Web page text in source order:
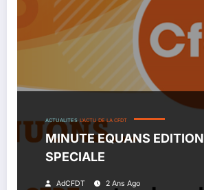
ACTUALITES L'ACTU DE LA CFDT
MINUTE EQUANS EDITION
SPECIALE
AdCFDT 2 Ans Ago